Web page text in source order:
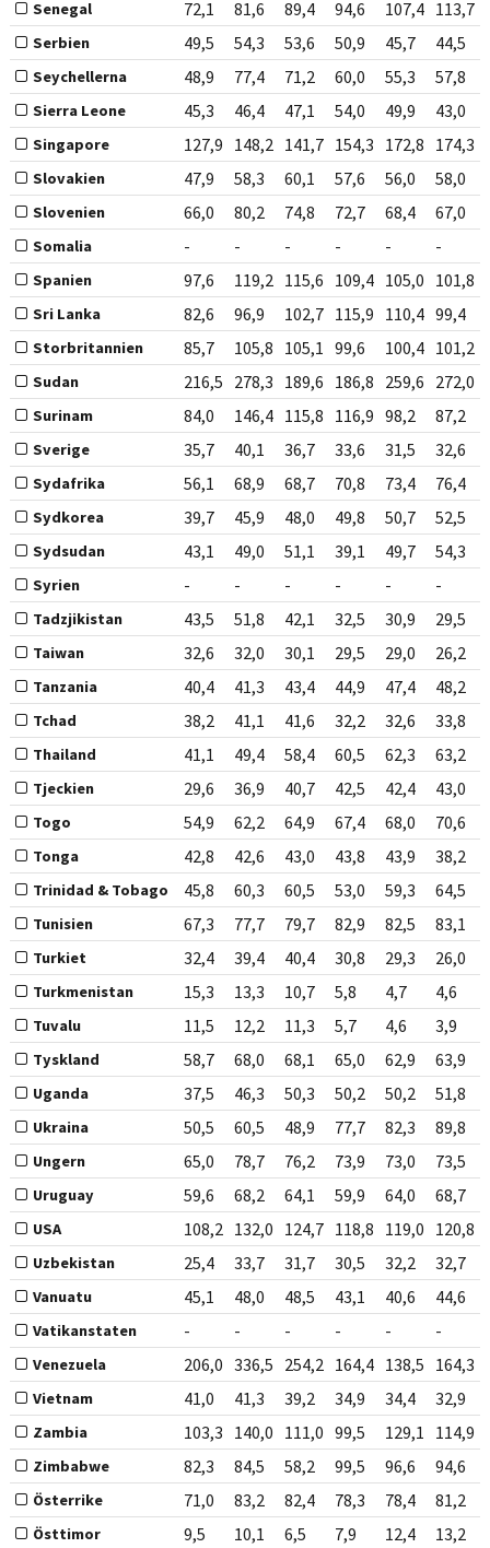
Senegal 72,1 81,6 89,4 94,6 107,4 113,7
Serbien 49,5 54,3 53,6 50,9 45,7 44,5
Seychellerna 48,9 77,4 71,2 60,0 55,3 57,8
Sierra Leone 45,3 46,4 47,1 54,0 49,9 43,0
Singapore 127,9 148,2 141,7 154,3 172,8 174,3
Slovakien 47,9 58,3 60,1 57,6 56,0 58,0
Slovenien 66,0 80,2 74,8 72,7 68,4 67,0
Somalia - - - - - -
Spanien 97,6 119,2 115,6 109,4 105,0 101,8
Sri Lanka 82,6 96,9 102,7 115,9 110,4 99,4
Storbritannien 85,7 105,8 105,1 99,6 100,4 101,2
Sudan 216,5 278,3 189,6 186,8 259,6 272,0
Surinam 84,0 146,4 115,8 116,9 98,2 87,2
Sverige 35,7 40,1 36,7 33,6 31,5 32,6
Sydafrika 56,1 68,9 68,7 70,8 73,4 76,4
Sydkorea 39,7 45,9 48,0 49,8 50,7 52,5
Sydsudan 43,1 49,0 51,1 39,1 49,7 54,3
Syrien - - - - - -
Tadzjikistan 43,5 51,8 42,1 32,5 30,9 29,5
Taiwan 32,6 32,0 30,1 29,5 29,0 26,2
Tanzania 40,4 41,3 43,4 44,9 47,4 48,2
Tchad 38,2 41,1 41,6 32,2 32,6 33,8
Thailand 41,1 49,4 58,4 60,5 62,3 63,2
Tjeckien 29,6 36,9 40,7 42,5 42,4 43,0
Togo 54,9 62,2 64,9 67,4 68,0 70,6
Tonga 42,8 42,6 43,0 43,8 43,9 38,2
Trinidad & Tobago 45,8 60,3 60,5 53,0 59,3 64,5
Tunisien 67,3 77,7 79,7 82,9 82,5 83,1
Turkiet 32,4 39,4 40,4 30,8 29,3 26,0
Turkmenistan 15,3 13,3 10,7 5,8 4,7 4,6
Tuvalu 11,5 12,2 11,3 5,7 4,6 3,9
Tyskland 58,7 68,0 68,1 65,0 62,9 63,9
Uganda 37,5 46,3 50,3 50,2 50,2 51,8
Ukraina 50,5 60,5 48,9 77,7 82,3 89,8
Ungern 65,0 78,7 76,2 73,9 73,0 73,5
Uruguay 59,6 68,2 64,1 59,9 64,0 68,7
USA 108,2 132,0 124,7 118,8 119,0 120,8
Uzbekistan 25,4 33,7 31,7 30,5 32,2 32,7
Vanuatu 45,1 48,0 48,5 43,1 40,6 44,6
Vatikanstaten - - - - - -
Venezuela 206,0 336,5 254,2 164,4 138,5 164,3
Vietnam 41,0 41,3 39,2 34,9 34,4 32,9
Zambia 103,3 140,0 111,0 99,5 129,1 114,9
Zimbabwe 82,3 84,5 58,2 99,5 96,6 94,6
Österrike 71,0 83,2 82,4 78,3 78,4 81,2
Östtimor 9,5 10,1 6,5 7,9 12,4 13,2